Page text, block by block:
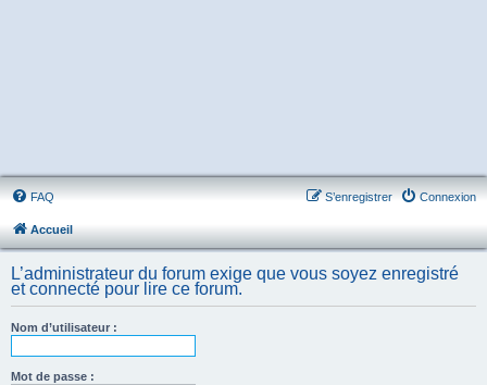
FAQ Connexion
S’enregistrer
Accueil
L’administrateur du forum exige que vous soyez enregistré
et connecté pour lire ce forum.
Nom d’utilisateur :
Mot de passe :